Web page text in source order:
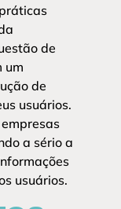
de
um
de
usuários.
a sério a
usuários.